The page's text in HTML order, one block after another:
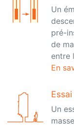
Un
pré-
de
entre
En
Un